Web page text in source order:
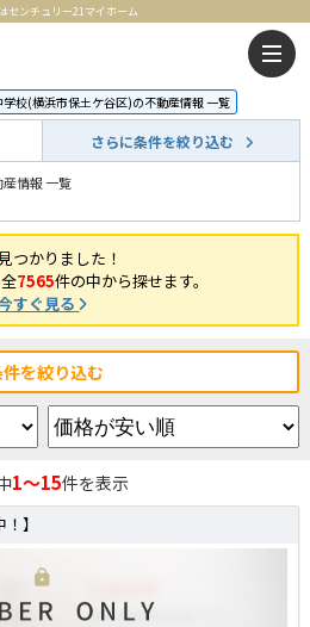
センチュリー21マイホーム
学校(横浜市保土ケ谷区)の不動産情報 一覧
さらに条件を絞り込む
情報 一覧
見つかりました！
7565件の中から探せます。
すぐ見る
を絞り込む
1～15件を表示
】